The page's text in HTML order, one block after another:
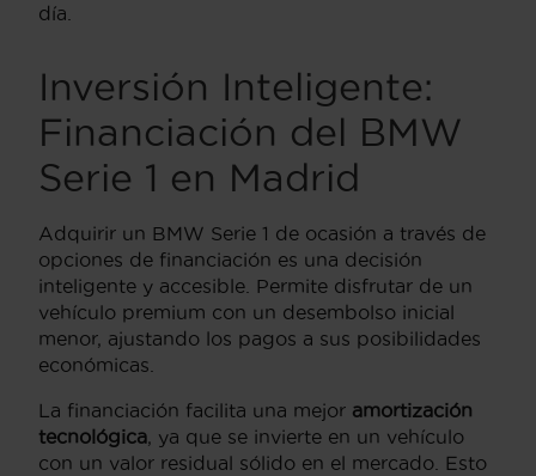
día.
Inversión Inteligente:
Financiación del BMW
Serie 1 en Madrid
Adquirir un BMW Serie 1 de ocasión a través de
opciones de financiación es una decisión
inteligente y accesible. Permite disfrutar de un
vehículo premium con un desembolso inicial
menor, ajustando los pagos a sus posibilidades
económicas.
La financiación facilita una mejor amortización
tecnológica , ya que se invierte en un vehículo
con un valor residual sólido en el mercado. Esto